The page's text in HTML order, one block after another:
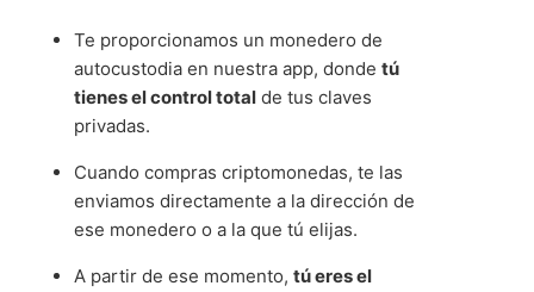
Te proporcionamos un monedero de
autocustodia en nuestra app, dondetú
tienes el control total de tus claves
privadas.
Cuando compras criptomonedas, te las
enviamos directamente a la dirección de
ese monedero o a la que tú elijas.
A partir de ese momento,tú eres el